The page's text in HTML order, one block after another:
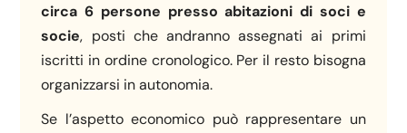
circa 6 persone presso abitazioni di soci e
socie, posti che andranno assegnati ai primi
iscritti in ordine cronologico. Per il resto bisogna
organizzarsi in autonomia.
Se l’aspetto economico può rappresentare un